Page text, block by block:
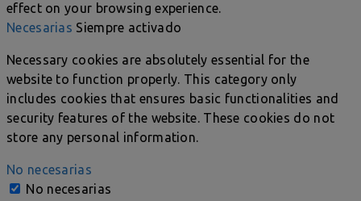
effect on your browsing experience.
Necesarias Siempre activado
Necessary cookies are absolutely essential for the
website to function properly. This category only
includes cookies that ensures basic functionalities and
security features of the website. These cookies do not
store any personal information.
No necesarias
No necesarias